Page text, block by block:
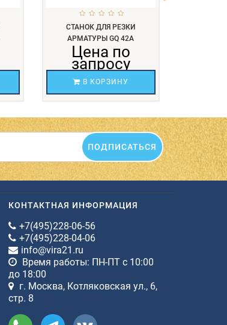
СТАНОК ДЛЯ РЕЗКИ
АРМАТУРЫ GQ 42A
Цена по
запросу
В КОРЗИНУ
ПОДПИСАТЬСЯ
КОНТАКТНАЯ ИНФОРМАЦИЯ
+7(495)228-06-56
+7(495)228-04-06
info@vira21.ru
Время работы: ПН-ПТ с 10:00
до 18:00
г. Москва, Котляковская ул., 6,
стр. 8